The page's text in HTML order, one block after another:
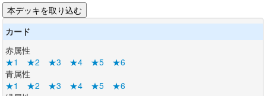
カード
赤属性
★1
★2 ★3 ★4 ★5
★6
青属性
★1
★2 ★3 ★4 ★5
★6